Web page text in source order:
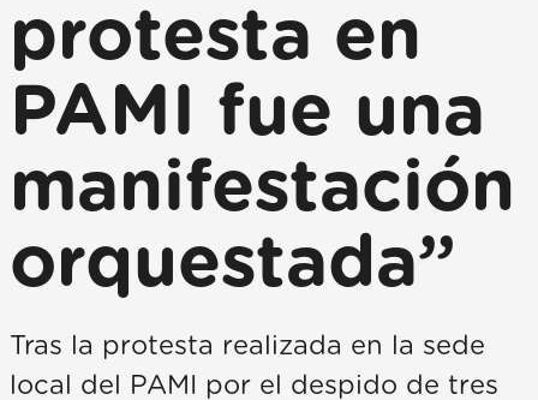
protesta en
PAMI fue una
manifestación
orquestada”
Tras la protesta realizada en la sede
local del PAMI por el despido de tres